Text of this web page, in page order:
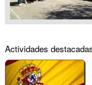
Actividades